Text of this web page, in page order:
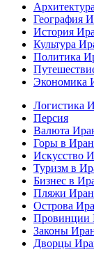
География
История
Культура
Политика
Экономика
Логистика
Персия
Валюта
Горы в
Искусство
Туризм в
Бизнес в
Пляжи
Острова
Провинции
Законы
Дворцы